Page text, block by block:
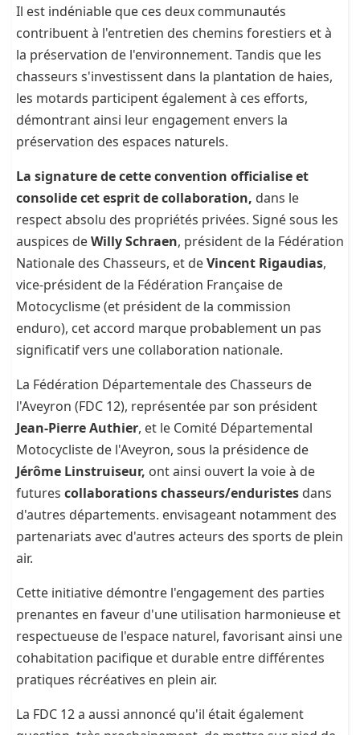
Il est indéniable que ces deux communautés
contribuent à l'entretien des chemins forestiers et à
la préservation de l'environnement. Tandis que les
chasseurs s'investissent dans la plantation de haies,
les motards participent également à ces efforts,
démontrant ainsi leur engagement envers la
préservation des espaces naturels.
La signature de cette convention officialise et
consolide cet esprit de collaboration, dans le
respect absolu des propriétés privées. Signé sous les
auspices deWilly Schraen, président de la Fédération
Nationale des Chasseurs, et deVincent Rigaudias,
vice-président de la Fédération Française de
Motocyclisme (et président de la commission
enduro), cet accord marque probablement un pas
significatif vers une collaboration nationale.
La Fédération Départementale des Chasseurs de
l'Aveyron (FDC 12), représentée par son président
Jean-Pierre Authier, et le Comité Départemental
Motocycliste de l'Aveyron, sous la présidence de
Jérôme Linstruiseur, ont ainsi ouvert la voie à de
futures collaborations chasseurs/enduristes dans
d'autres départements. envisageant notamment des
partenariats avec d'autres acteurs des sports de plein
air.
Cette initiative démontre l'engagement des parties
prenantes en faveur d'une utilisation harmonieuse et
respectueuse de l'espace naturel, favorisant ainsi une
cohabitation pacifique et durable entre différentes
pratiques récréatives en plein air.
La FDC 12 a aussi annoncé qu'il était également